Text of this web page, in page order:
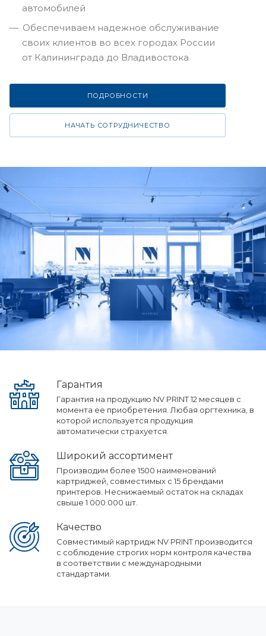
автомобилей
Обеспечиваем надежное обслуживание
своих клиентов во всех городах России
от Калининграда до Владивостока
ПОДРОБНОСТИ
НАЧАТЬ СОТРУДНИЧЕСТВО
Гарантия
Гарантия на продукцию NV PRINT 12 месяцев с
момента ее приобретения. Любая оргтехника, в
которой используется продукция
автоматически страхуется.
Широкий ассортимент
Производим более 1500 наименований
картриджей, совместимых с 15 брендами
принтеров. Неснижаемый остаток на складах
свыше 1 000 000 шт.
Качество
Совместимый картридж NV PRINT производится
с соблюдение строгих норм контроля качества
в соответствии с международными
стандартами.